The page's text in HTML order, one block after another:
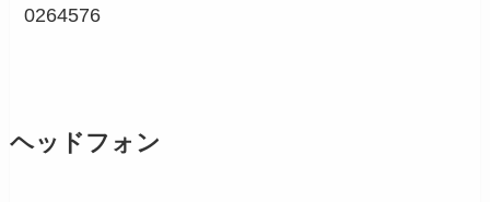
0264576
ヘッドフォン